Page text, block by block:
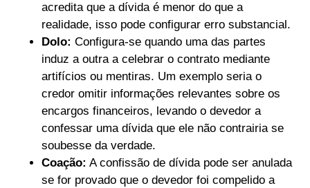
acredita que a dívida é menor do que a
realidade, isso pode configurar erro substancial.
Dolo: Configura-se quando uma das partes
induz a outra a celebrar o contrato mediante
artifícios ou mentiras. Um exemplo seria o
credor omitir informações relevantes sobre os
encargos financeiros, levando o devedor a
confessar uma dívida que ele não contrairia se
soubesse da verdade.
Coação: A confissão de dívida pode ser anulada
se for provado que o devedor foi compelido a